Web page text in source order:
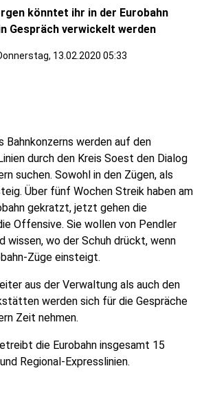
könntet ihr in der Eurobahn
Gespräch verwickelt werden
13.02.2020 05:33
Bahnkonzerns werden auf den
durch den Kreis Soest den Dialog
suchen. Sowohl in den Zügen, als
Über fünf Wochen Streik haben am
gekratzt, jetzt gehen die
Offensive. Sie wollen von Pendler
wissen, wo der Schuh drückt, wenn
Züge einsteigt.
aus der Verwaltung als auch den
werden sich für die Gespräche
Zeit nehmen.
die Eurobahn insgesamt 15
Regional-Expresslinien.